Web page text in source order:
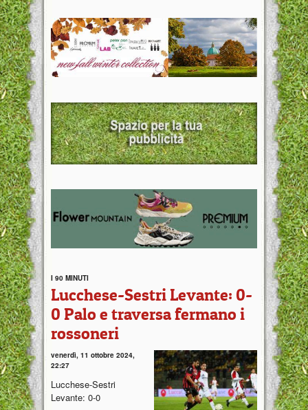
I 90 MINUTI
Lucchese-Sestri Levante: 0-
0 Palo e traversa fermano i
rossoneri
venerdì, 11 ottobre 2024,
22:27
Lucchese-Sestri
Levante: 0-0